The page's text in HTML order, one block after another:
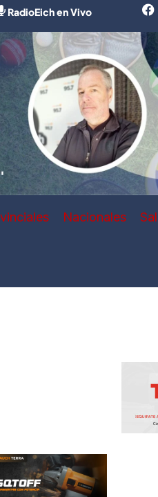
RadioEich en Vivo
Nacionales